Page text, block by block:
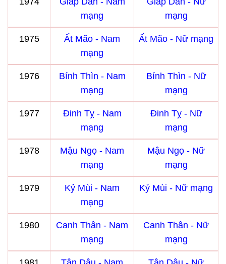
mạng
mạng
1975
Ất Mão - Nam
mạng
Ất Mão - Nữ mạng
1976
Bính Thìn - Nam
mạng
Bính Thìn - Nữ
mạng
1977
Đinh Tỵ - Nam
mạng
Đinh Tỵ - Nữ
mạng
1978
Mậu Ngọ - Nam
mạng
Mậu Ngọ - Nữ
mạng
1979
Kỷ Mùi - Nam
mạng
Kỷ Mùi - Nữ mạng
1980
Canh Thân - Nam
mạng
Canh Thân - Nữ
mạng